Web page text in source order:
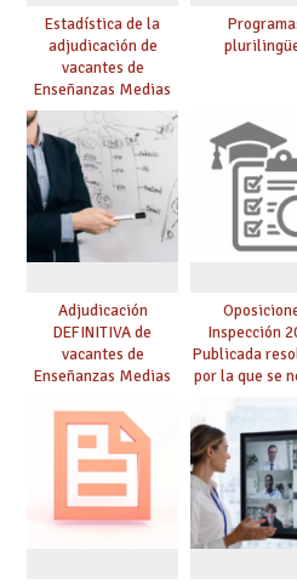
Estadística de la
adjudicación de
vacantes de
Enseñanzas Medias
para el curso 26/27
Adjudicación
DEFINITIVA de
vacantes de
Enseñanzas Medias
Inspección
Publicada
por la que se
funcionarios/
prácticas, se
dichas
convoca acto
de